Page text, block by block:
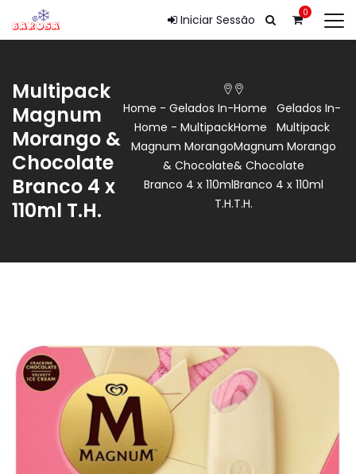
Iniciar Sessão 0
Multipack
Magnum
Morango &
Chocolate
Branco 4 x
110ml T.H.
Home - Gelados In-
Home - Multipack
Magnum Morango
& Chocolate
Branco 4 x 110ml
T.H.
Home
Gelados In-
Home
Multipack
Magnum Morango
& Chocolate
Branco 4 x 110ml
T.H.